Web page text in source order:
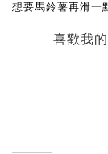
想要馬鈴薯再滑一
喜歡我